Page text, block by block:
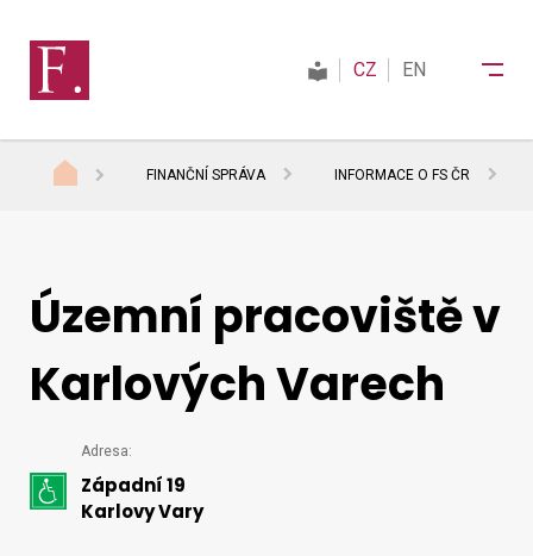
Daně
Mezinárodní spolupráce
Kontakty
CZ EN
FINANČNÍ SPRÁVA INFORMACE O FS ČR
Územní pracoviště v
Karlových Varech
Podrobný
kontakt
Adresa:
Západní 19
Karlovy Vary